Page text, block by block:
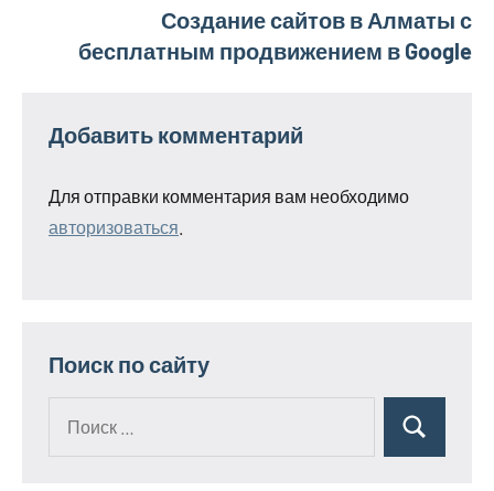
Создание сайтов в Алматы с
бесплатным продвижением в Google
Добавить комментарий
Для отправки комментария вам необходимо
авторизоваться
Поиск по сайту
Поиск